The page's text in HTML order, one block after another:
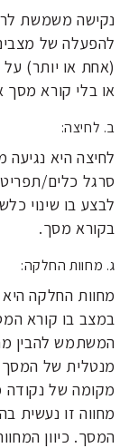
נקישה משמשת
להפעלה של
(אחת או יותר) על
או בלי קורא מסך
ב. לחיצה:
לחיצה היא
סרגל כלים/
לבצע בו שינוי
בקורא מסך.
ג. מחוות החלקה:
מחוות החלקה היא
במצב בו קורא
המשתמש להבין
מנטלית של
מקומה של
מחווה זו נעשית
המסך. כיוון